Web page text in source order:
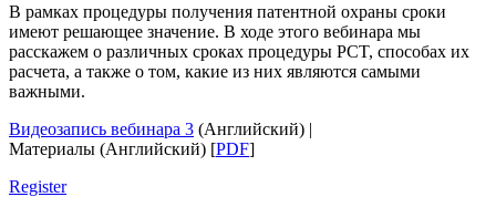
В рамках процедуры получения патентной охраны сроки
имеют решающее значение. В ходе этого вебинара мы
расскажем о различных сроках процедуры PCT, способах их
расчета, а также о том, какие из них являются самыми
важными.
Видеозапись вебинара 3 (Английский) |
Материалы (Английский) [PDF]
Register